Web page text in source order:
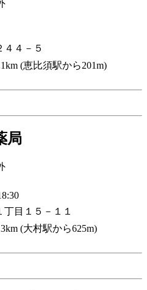
４４－５
(恵比須駅から201m)
局
目１５－１１
(大村駅から625m)